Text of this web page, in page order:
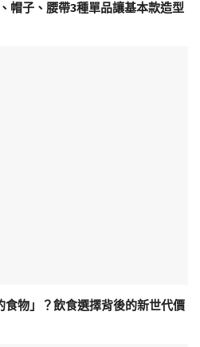
帽子、腰帶3種單品讓基本款造型
物」？飲食選擇背後的新世代價